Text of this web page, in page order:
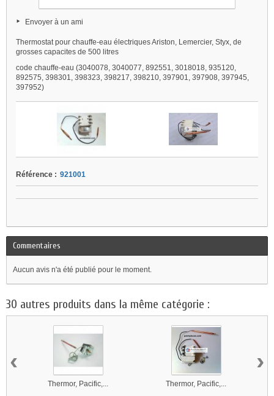
Envoyer à un ami
Thermostat pour chauffe-eau électriques Ariston, Lemercier, Styx, de
grosses capacites de 500 litres
code chauffe-eau (3040078, 3040077, 892551, 3018018, 935120,
892575, 398301, 398323, 398217, 398210, 397901, 397908, 397945,
397952)
Référence : 921001
Commentaires
Aucun avis n'a été publié pour le moment.
30 autres produits dans la même catégorie :
Thermor, Pacific,... Thermor, Pacific,...
‹ ›